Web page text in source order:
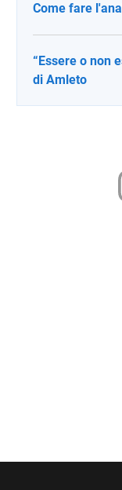
Come fare
“Essere o non
di Amleto